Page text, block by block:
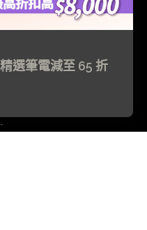
選筆電減至 65 折